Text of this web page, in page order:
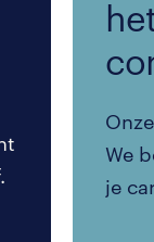
We
je